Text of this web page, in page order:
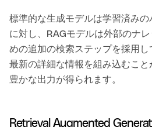
標準的な生成モデルは学習済み
に対し、RAGモデルは外部のナ
めの追加の検索ステップを採用し
最新の詳細な情報を組み込むこ
豊かな出力が得られます。
Retrieval Augmented